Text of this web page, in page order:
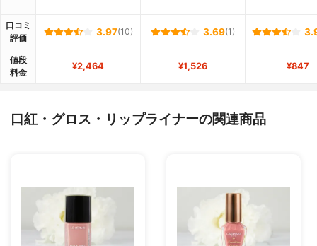
口コミ
評価
3.97(10) 3.69(1)
値段
料金
¥2,464 ¥1,526 ¥847
口紅・グロス・リップライナーの関連商品